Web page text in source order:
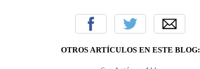
OTROS ARTÍCULOS EN ESTE BLOG: